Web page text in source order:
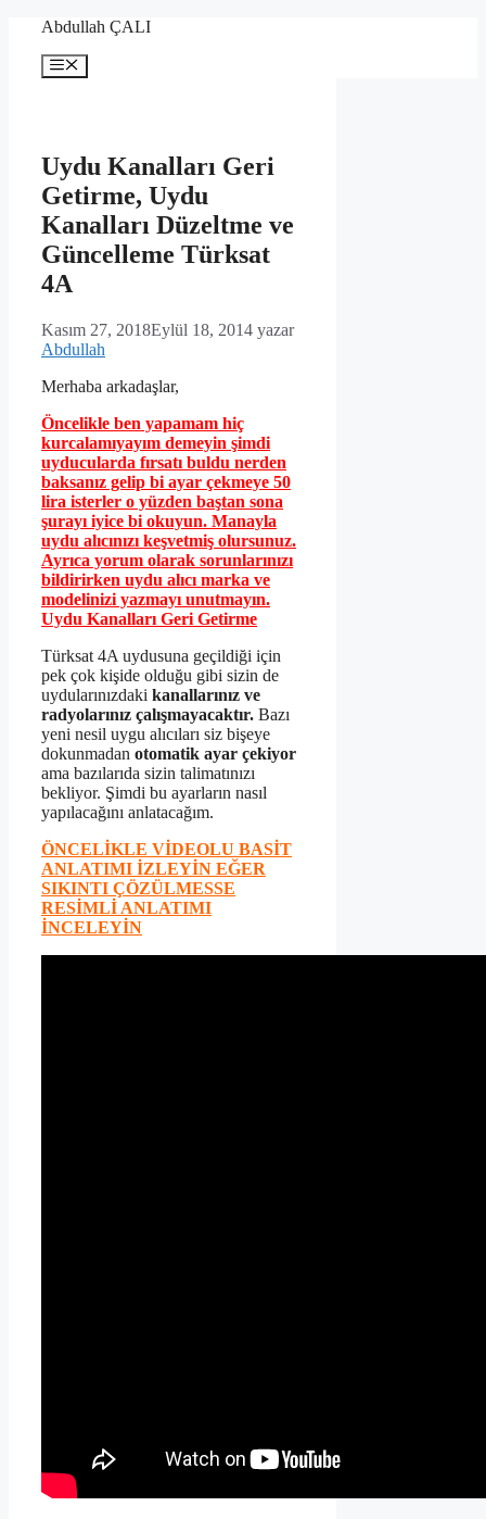
İçeriğeAbdullah ÇALI
Menü
Uydu Kanalları Geri
Getirme, Uydu
Kanalları Düzeltme ve
Güncelleme Türksat
4A
Kasım 27, 2018Eylül 18, 2014 yazar
Abdullah
Merhaba arkadaşlar,
Öncelikle ben yapamam hiç
kurcalamıyayım demeyin şimdi
uyducularda fırsatı buldu nerden
baksanız gelip bi ayar çekmeye 50
lira isterler o yüzden baştan sona
şurayı iyice bi okuyun. Manayla
uydu alıcınızı keşvetmiş olursunuz.
Ayrıca yorum olarak sorunlarınızı
bildirirken uydu alıcı marka ve
modelinizi yazmayı unutmayın.
Uydu Kanalları Geri Getirme
Türksat 4A uydusuna geçildiği için
pek çok kişide olduğu gibi sizin de
uydularınızdaki kanallarınız ve
radyolarınız çalışmayacaktır. Bazı
yeni nesil uygu alıcıları siz bişeye
dokunmadan otomatik ayar çekiyor
ama bazılarıda sizin talimatınızı
bekliyor. Şimdi bu ayarların nasıl
yapılacağını anlatacağım.
ÖNCELİKLE VİDEOLU BASİT
ANLATIMI İZLEYİN EĞER
SIKINTI ÇÖZÜLMESSE
RESİMLİ ANLATIMI
İNCELEYİN